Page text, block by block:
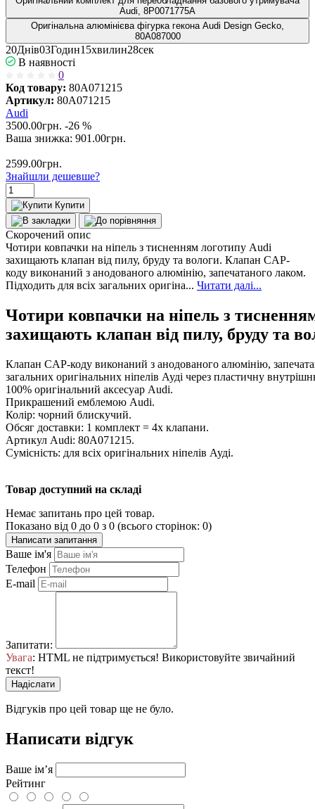
Audi, 8P0071775A
Оригінальна алюмінієва фігурка гекона Audi Design Gecko,
80A087000
20Днів03Годин1 5хвилин28сек
В наявності
0
Код товару: 80A071215
Артикул: 80A071215
Audi
3500.00грн. -26 %
Ваша знижка: 901.00грн.
2599.00грн.
Знайшли дешевше?
Купити
Скорочений опис
Чотири ковпачки на ніпель з тисненням логотипу Audi
захищають клапан від пилу, бруду та вологи. Клапан CAP-
коду виконаний з анодованого алюмінію, запечатаного лаком.
Підходить для всіх загальних оригіна... Читати далі...
Чотири ковпачки на ніпель з
захищають клапан від пилу, бруду та
Клапан CAP-коду виконаний з анодованого алюмінію,
загальних оригінальних ніпелів Ауді через пластичну
100% оригінальний аксесуар Audi.
Прикрашений емблемою Audi.
Колір: чорний блискучий.
Обсяг доставки: 1 комплект = 4x клапани.
Артикул Audi: 80A071215.
Сумісність: для всіх оригінальних ніпелів Ауді.
Товар доступний на складі
Немає запитань про цей товар.
Показано від 0 до 0 з 0 (всього сторінок: 0)
Написати запитання
Ваше ім'я
Телефон
E-mail
Запитати:
Увага: HTML не підтримується! Використовуйте звичайний
текст!
Надіслати
Відгуків про цей товар ще не було.
Написати відгук
Ваше ім’я
Рейтинг